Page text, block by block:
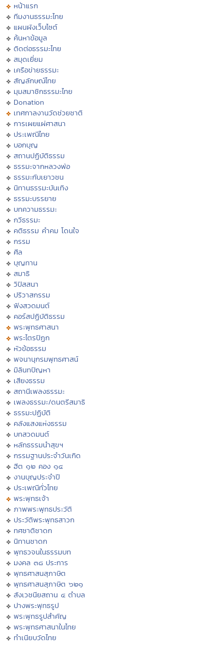
หน้าแรก
ทีมงานธรรมะไทย
แผนผังเว็บไซต์
ค้นหาข้อมูล
ติดต่อธรรมะไทย
สมุดเยี่ยม
เครือข่ายธรรมะ
สัญลักษณ์ไทย
มุมสมาชิกธรรมะไทย
Donation
เทศกาลงานวัดช่วยชาติ
การเผยแผ่ศาสนา
ประเพณีไทย
บอกบุญ
สถานปฏิบัติธรรม
ธรรมะจากหลวงพ่อ
ธรรมะกับเยาวชน
นิทานธรรมะบันเทิง
ธรรมะบรรยาย
บทความธรรมะ
กวีธรรมะ
คติธรรม คำคม โดนใจ
กรรม
ศีล
บุญทาน
สมาธิ
วิปัสสนา
ปริวาสกรรม
ฟังสวดมนต์
คอร์สปฏิบัติธรรม
พระพุทธศาสนา
พระไตรปิฏก
หัวข้อธรรม
พจนานุกรมพุทธศาสน์
มิลินทปัญหา
เสียงธรรม
สถานีเพลงธรรมะ
เพลงธรรมะ/ดนตรีสมาธิ
ธรรมะปฏิบัติ
คลังแสงแห่งธรรม
บทสวดมนต์
หลักธรรมนำสุขฯ
กรรมฐานประจำวันเกิด
ฮีต ๑๒ คอง ๑๔
งานบุญประจำปี
ประเพณีทั่วไทย
พระพุทธเจ้า
ภาพพระพุทธประวัติ
ประวัติพระพุทธสาวก
ทศชาติชาดก
นิทานชาดก
พุทธวจนในธรรมบท
มงคล ๓๘ ประการ
พุทธศาสนสุภาษิต
พุทธศาสนสุภาษิต ๖๒๑
สังเวชนียสถาน ๔ ตำบล
ปางพระพุทธรูป
พระพุทธรูปสำคัญ
พระพุทธศาสนาในไทย
ทำเนียบวัดไทย